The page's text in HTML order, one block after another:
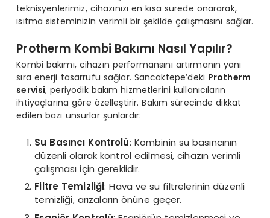
teknisyenlerimiz, cihazınızı en kısa sürede onararak,
ısıtma sisteminizin verimli bir şekilde çalışmasını sağlar.
Protherm Kombi Bakımı Nasıl Yapılır?
Kombi bakımı, cihazın performansını artırmanın yanı
sıra enerji tasarrufu sağlar. Sancaktepe’deki Protherm
servisi, periyodik bakım hizmetlerini kullanıcıların
ihtiyaçlarına göre özelleştirir. Bakım sürecinde dikkat
edilen bazı unsurlar şunlardır:
Su Basıncı Kontrolü: Kombinin su basıncının
düzenli olarak kontrol edilmesi, cihazın verimli
çalışması için gereklidir.
Filtre Temizliği: Hava ve su filtrelerinin düzenli
temizliği, arızaların önüne geçer.